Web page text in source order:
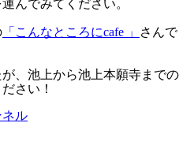
んでみてください。
「こんなところにcafe 」
さんで
、池上から池上本願寺までの
さい！